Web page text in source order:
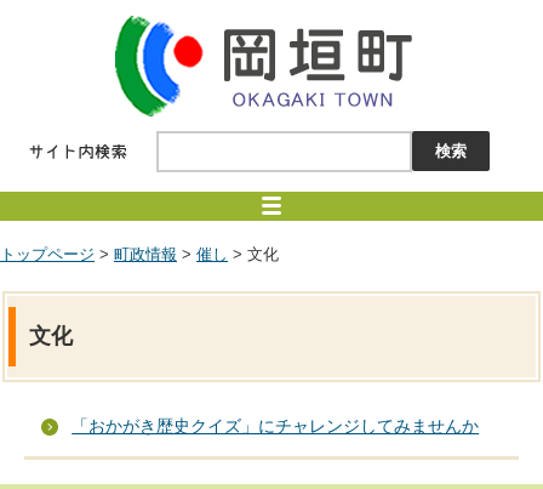
トップページ > 町政情報 > 催し > 文化
文化
「おかがき歴史クイズ」にチャレンジしてみませんか